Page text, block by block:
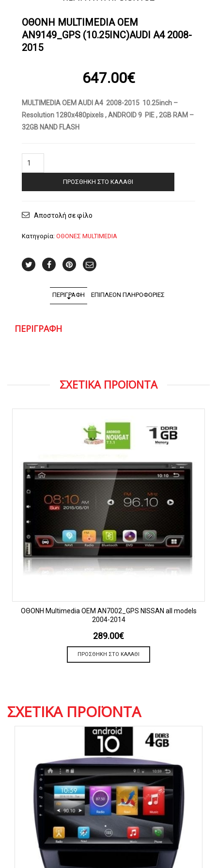
OΘΟΝΗ MULTIMEDIA OEM
AN9149_GPS (10.25INC)AUDI A4 2008-
2015
647.00€
MULTIMEDIA OEM AUDI A4 2008-2015 10.25inch –
Resolution 1280x480pixels , ANDROID 9 PIE , 2GB RAM –
32GB NAND FLASH
Multimedia
OEM
(10.25inc)AUDI
2015
ΠΡΟΣΘΉΚΗ ΣΤΟ ΚΑΛΆΘΙ
Αποστολή σε φίλο
Κατηγορία: ΟΘΟΝΕΣ MULTIMEDIA
ΠΕΡΙΓΡΑΦΉ ΕΠΙΠΛΈΟΝ ΠΛΗΡΟΦΟΡΊΕΣ
ΠΕΡΙΓΡΑΦΉ
ΣΧΕΤΙΚΑ ΠΡΟΪΟΝΤΑ
OΘΟΝΗ Multimedia OEM AN7002_GPS NISSAN all models
2004-2014
289.00€
ΠΡΟΣΘΉΚΗ ΣΤΟ ΚΑΛΆΘΙ
ΣΧΕΤΙΚΆ ΠΡΟΪΌΝΤΑ